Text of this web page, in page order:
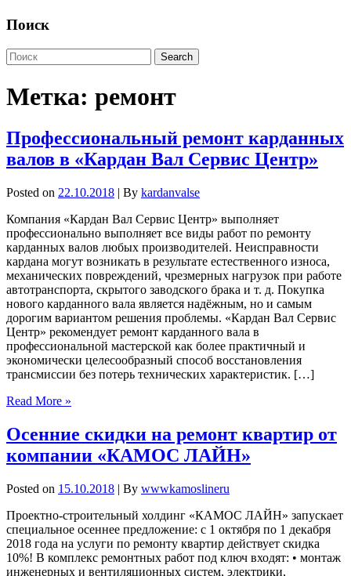
Поиск
Метка: ремонт
Профессиональный ремонт карданных
валов в «Кардан Вал Сервис Центр»
Posted on 22.10.2018 | By kardanvalse
Компания «Кардан Вал Сервис Центр» выполняет
профессионально выполняет все виды работ по ремонту
карданных валов любых производителей. Неисправности
кардана могут возникать в результате естественного износа,
механических повреждений, чрезмерных нагрузок при работе
автотранспорта, скрытого заводского брака и т. д. Покупка
нового карданного вала является надёжным, но и самым
дорогим вариантом решения проблемы. «Кардан Вал Сервис
Центр» рекомендует ремонт карданного вала в
профессиональной мастерской как более практичный и
экономически целесообразный способ восстановления
трансмиссии без потерь технических характеристик. […]
Read More »
Осенние скидки на ремонт квартир от
компании «КАМОС ЛАЙН»
Posted on 15.10.2018 | By wwwkamoslineru
Проектно-строительный холдинг «КАМОС ЛАЙН» запускает
специальное осеннее предложение: с 1 октября по 1 декабря
2018 года на услуги по ремонту квартир действует скидка
10%! В комплекс ремонтных работ под ключ входят: • монтаж
инженерных и вентиляционных систем, электрики,